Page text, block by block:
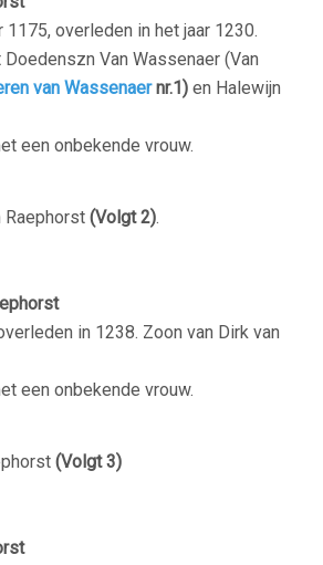
1175, overleden in het jaar 1230.
Van Wassenaer (Van
van Wassenaernr.1) en Halewijn
een onbekende vrouw.
Raephorst (Volgt 2).
in 1238. Zoon van Dirk van
een onbekende vrouw.
(Volgt 3)